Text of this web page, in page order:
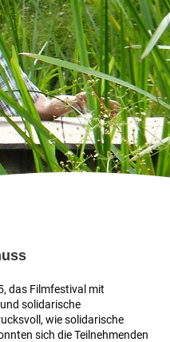
das Filmfestival mit
solidarische
wie solidarische
sich die Teilnehmenden